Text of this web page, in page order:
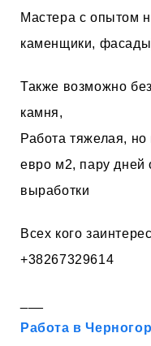
Мастера с опытом
каменщики,
Также возможно
камня,
Работа тяжелая,
евро м2, пару дней
выработки
Всех кого
+38267329614
Работа в